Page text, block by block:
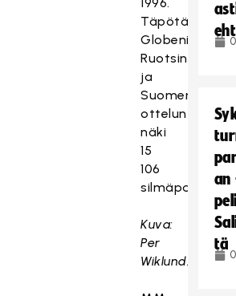
Täpötäydessä
Globenissa
Ruotsin
ja
Suomen
ottelun
näki
15
106
silmäparia.
Kuva:
Per
Wiklund.
an
tä